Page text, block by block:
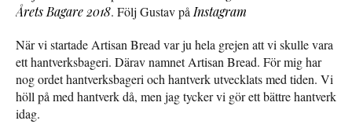
Årets Bagare 2018. Följ Gustav påInstagram
När vi startade Artisan Bread var ju hela grejen att vi skulle vara
ett hantverksbageri. Därav namnet Artisan Bread. För mig har
nog ordet hantverksbageri och hantverk utvecklats med tiden. Vi
höll på med hantverk då, men jag tycker vi gör ett bättre hantverk
idag.